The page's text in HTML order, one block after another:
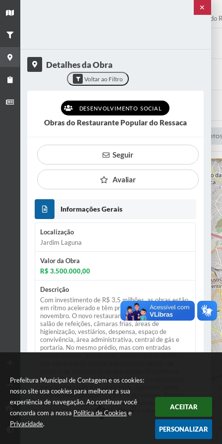
Prefeitura Municipal de Contagem e os cookies:
nosso site usa cookies para melhorar a sua
experiência de navegação. Ao continuar você
concorda com a nossa Política de Cookies e
Privacidade.
ACEITAR
PERSONALIZAR
Obras do Restaurante Popular do
Desenvolvimento Social
EM ANDAMENTO
Bairro
Jardim Laguna
VER FOTOS
OpenStreetMapcontributors,ODbL 1.0.
✕
Detalhes da Obra
Voltar ao Filtro
DESENVOLVIMENTO SOCIAL
Obras do Restaurante Popular do Ressaca
Seguir
Avaliar
Informações Gerais
Localização
Jardim Laguna
Valor da Obra
R$ 3.500.000,00
Descrição
Com investimento de R$ 3,5 milhões, as obras estão
em ritmo acelerado e têm previsão de entrega para
novembro. O novo restaurante, próprio, contará com
salão de refeições, câmaras frias, áreas de
higienização, vestiários, despensa, espaço de
convivência, área administrativa, central de gás e
portaria. No mesmo prédio, mas com entradas
concentrar em um mesmo local serviços essenciais
para a população e garantir mais dignidade tanto
para os usuários quanto para os servidores. O novo
espaço vai abrigar a nova sede da Administração
Regional Ressaca, Cras, CadÚnico e a Farmácia